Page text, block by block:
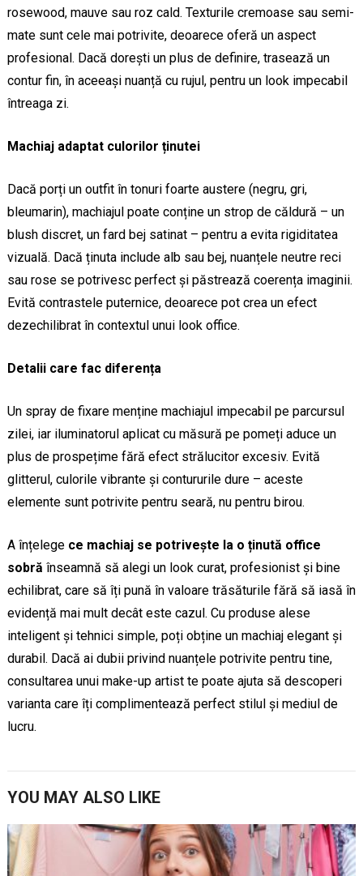
rosewood, mauve sau roz cald. Texturile cremoase sau semi-
mate sunt cele mai potrivite, deoarece oferă un aspect
profesional. Dacă dorești un plus de definire, trasează un
contur fin, în aceeași nuanță cu rujul, pentru un look impecabil
întreaga zi.
Machiaj adaptat culorilor ținutei
Dacă porți un outfit în tonuri foarte austere (negru, gri,
bleumarin), machiajul poate conține un strop de căldură – un
blush discret, un fard bej satinat – pentru a evita rigiditatea
vizuală. Dacă ținuta include alb sau bej, nuanțele neutre reci
sau rose se potrivesc perfect și păstrează coerența imaginii.
Evită contrastele puternice, deoarece pot crea un efect
dezechilibrat în contextul unui look office.
Detalii care fac diferența
Un spray de fixare menține machiajul impecabil pe parcursul
zilei, iar iluminatorul aplicat cu măsură pe pomeți aduce un
plus de prospețime fără efect strălucitor excesiv. Evită
glitterul, culorile vibrante și contururile dure – aceste
elemente sunt potrivite pentru seară, nu pentru birou.
A înțelege ce machiaj se potrivește la o ținută office
sobră înseamnă să alegi un look curat, profesionist și bine
echilibrat, care să îți pună în valoare trăsăturile fără să iasă în
evidență mai mult decât este cazul. Cu produse alese
inteligent și tehnici simple, poți obține un machiaj elegant și
durabil. Dacă ai dubii privind nuanțele potrivite pentru tine,
consultarea unui make-up artist te poate ajuta să descoperi
varianta care îți complimentează perfect stilul și mediul de
lucru.
YOU MAY ALSO LIKE